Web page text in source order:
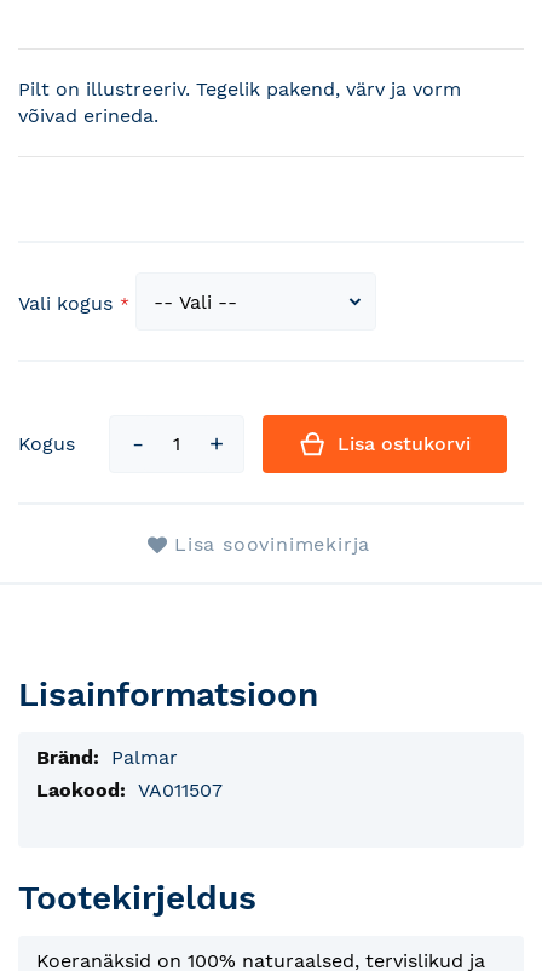
Pilt on illustreeriv. Tegelik pakend, värv ja vorm
võivad erineda.
Vali kogus
Kogus Lisa ostukorvi
Lisa soovinimekirja
Lisainformatsioon
Lisainfo
Palmar
VA011507
Tootekirjeldus
Koeranäksid on 100% naturaalsed, tervislikud ja